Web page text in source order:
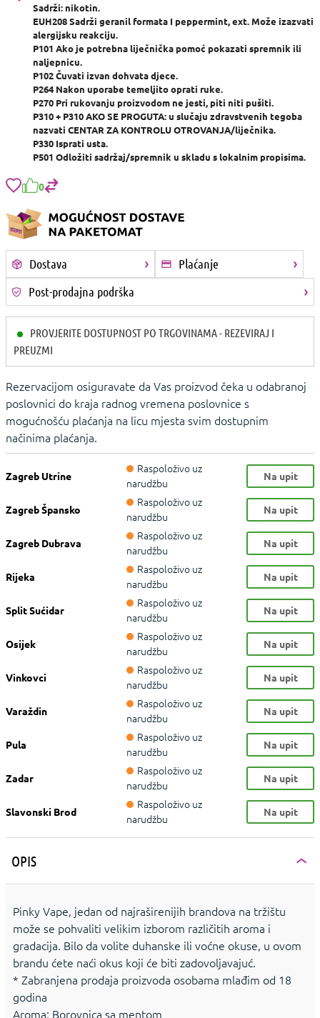
Sadrži: nikotin.
EUH208 Sadrži geranil formata I peppermint, ext. Može izazvati
alergijsku reakciju.
P101 Ako je potrebna liječnička pomoć pokazati spremnik ili
naljepnicu.
P102 Čuvati izvan dohvata djece.
P264 Nakon uporabe temeljito oprati ruke.
P270 Pri rukovanju proizvodom ne jesti, piti niti pušiti.
P310 + P310 AKO SE PROGUTA: u slučaju zdravstvenih tegoba
nazvati CENTAR ZA KONTROLU OTROVANJA/liječnika.
P330 Isprati usta.
P501 Odložiti sadržaj/spremnik u skladu s lokalnim propisima.
0
Dostava
Plaćanje
Post-prodajna podrška
PROVJERITE DOSTUPNOST PO TRGOVINAMA - REZEVIRAJ I
PREUZMI
Rezervacijom osiguravate da Vas proizvod čeka u odabranoj
poslovnici do kraja radnog vremena poslovnice s
mogućnošću plaćanja na licu mjesta svim dostupnim
načinima plaćanja.
Zagreb Utrine
Raspoloživo uz
narudžbu
Na upit
Zagreb Špansko
Raspoloživo uz
narudžbu
Na upit
Zagreb Dubrava
Raspoloživo uz
narudžbu
Na upit
Rijeka
Raspoloživo uz
narudžbu
Na upit
Split Sućidar
Raspoloživo uz
narudžbu
Na upit
Osijek
Raspoloživo uz
narudžbu
Na upit
Vinkovci
Raspoloživo uz
narudžbu
Na upit
Varaždin
Raspoloživo uz
narudžbu
Na upit
Pula
Raspoloživo uz
narudžbu
Na upit
Zadar
Raspoloživo uz
narudžbu
Na upit
Slavonski Brod
Raspoloživo uz
narudžbu
Na upit
OPIS
Pinky Vape, jedan od najraširenijih brandova na tržištu
može se pohvaliti velikim izborom različitih aroma i
gradacija. Bilo da volite duhanske ili voćne okuse, u ovom
brandu ćete naći okus koji će biti zadovoljavajuć.
* Zabranjena prodaja proizvoda osobama mlađim od 18
godina
Aroma: Borovnica sa mentom